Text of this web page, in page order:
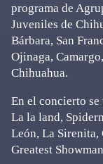
programa de
Juveniles de
Bárbara, San
Ojinaga,
Chihuahua.
En el concierto
La la land,
León, La Sirenita,
Greatest